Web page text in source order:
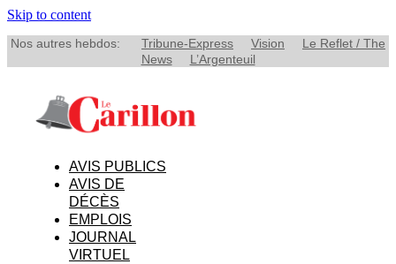
Skip to content
Nos autres hebdos: Tribune-Express Vision
Le Reflet / The
News
L’Argenteuil
AVIS PUBLICS
AVIS DE
DÉCÈS
EMPLOIS
JOURNAL
VIRTUEL